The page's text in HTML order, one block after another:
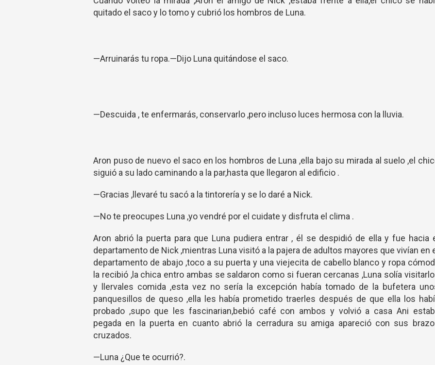
quitado el saco y lo tomo y cubrió los hombros de Luna.
—Arruinarás tu ropa.—Dijo Luna quitándose el saco.
—Descuida , te enfermarás, conservarlo ,pero incluso luces hermosa con la lluvia.
Aron puso de nuevo el saco en los hombros de Luna ,ella bajo su mirada al suelo ,el
siguió a su lado caminando a la par,hasta que llegaron al edificio .
—Gracias ,llevaré tu sacó a la tintorería y se lo daré a Nick.
—No te preocupes Luna ,yo vendré por el cuidate y disfruta el clima .
Aron abrió la puerta para que Luna pudiera entrar , él se despidió de ella y fue hacia
departamento de Nick ,mientras Luna visitó a la pajera de adultos mayores que vivían en
departamento de abajo ,toco a su puerta y una viejecita de cabello blanco y ropa
la recibió ,la chica entro ambas se saldaron como si fueran cercanas ,Luna solía
y llervales comida ,esta vez no sería la excepción había tomado de la bufetera
panquesillos de queso ,ella les había prometido traerles después de que ella los
probado ,supo que les fascinarian,bebió café con ambos y volvió a casa Ani
pegada en la puerta en cuanto abrió la cerradura su amiga apareció con sus
cruzados.
—Luna ¿Que te ocurrió?.